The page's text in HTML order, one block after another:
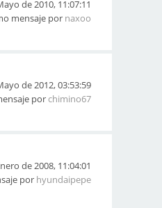
de 2010, 11:07:11
mensaje por naxoo
de 2012, 03:53:59
porchimino67
de 2008, 11:04:01
por hyundaipepe